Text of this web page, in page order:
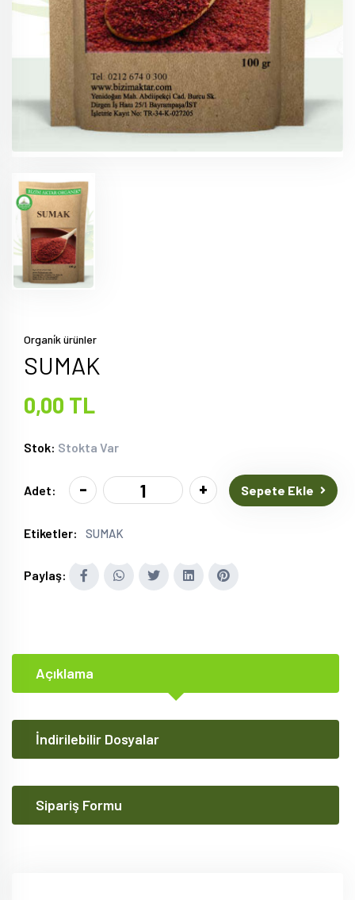
Organi̇k ürünler
SUMAK
0,00 TL
Stok: Stokta Var
Adet: - + Sepete Ekle
Etiketler: SUMAK
Paylaş:
Açıklama
İndirilebilir Dosyalar
Sipariş Formu